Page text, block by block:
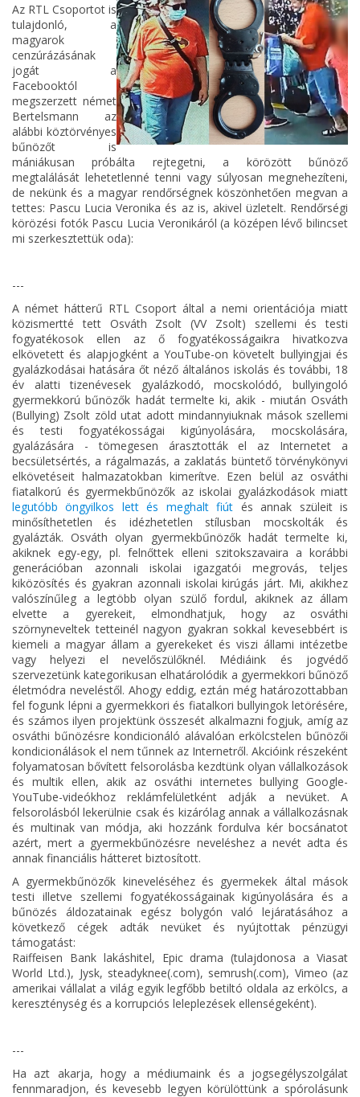
Az RTL Csoportot is
tulajdonló, a
magyarok
cenzúrázásának
jogát a
Facebooktól
megszerzett német
Bertelsmann az
alábbi köztörvényes
bűnözőt is
mániákusan próbálta rejtegetni, a körözött bűnöző
megtalálását lehetetlenné tenni vagy súlyosan megnehezíteni,
de nekünk és a magyar rendőrségnek köszönhetően megvan a
tettes: Pascu Lucia Veronika és az is, akivel üzletelt. Rendőrségi
körözési fotók Pascu Lucia Veronikáról (a középen lévő bilincset
mi szerkesztettük oda):
---
A német hátterű RTL Csoport által a nemi orientációja miatt
közismertté tett Osváth Zsolt (VV Zsolt) szellemi és testi
fogyatékosok ellen az ő fogyatékosságaikra hivatkozva
elkövetett és alapjogként a YouTube-on követelt bullyingjai és
gyalázkodásai hatására őt néző általános iskolás és további, 18
év alatti tizenévesek gyalázkodó, mocskolódó, bullyingoló
gyermekkorú bűnözők hadát termelte ki, akik - miután Osváth
(Bullying) Zsolt zöld utat adott mindannyiuknak mások szellemi
és testi fogyatékosságai kigúnyolására, mocskolására,
gyalázására - tömegesen árasztották el az Internetet a
becsületsértés, a rágalmazás, a zaklatás büntető törvénykönyvi
elkövetéseit halmazatokban kimerítve. Ezen belül az osváthi
fiatalkorú és gyermekbűnözők az iskolai gyalázkodások miatt
legutóbb öngyilkos lett és meghalt fiút és annak szüleit is
minősíthetetlen és idézhetetlen stílusban mocskolták és
gyalázták. Osváth olyan gyermekbűnözők hadát termelte ki,
akiknek egy-egy, pl. felnőttek elleni szitokszavaira a korábbi
generációban azonnali iskolai igazgatói megrovás, teljes
kiközösítés és gyakran azonnali iskolai kirúgás járt. Mi, akikhez
valószínűleg a legtöbb olyan szülő fordul, akiknek az állam
elvette a gyerekeit, elmondhatjuk, hogy az osváthi
szörnyneveltek tetteinél nagyon gyakran sokkal kevesebbért is
kiemeli a magyar állam a gyerekeket és viszi állami intézetbe
vagy helyezi el nevelőszülőknél. Médiáink és jogvédő
szervezetünk kategorikusan elhatárolódik a gyermekkori bűnöző
életmódra neveléstől. Ahogy eddig, eztán még határozottabban
fel fogunk lépni a gyermekkori és fiatalkori bullyingok letörésére,
és számos ilyen projektünk összesét alkalmazni fogjuk, amíg az
osváthi bűnözésre kondicionáló alávalóan erkölcstelen bűnözői
kondicionálások el nem tűnnek az Internetről. Akcióink részeként
folyamatosan bővített felsorolásba kezdtünk olyan vállalkozások
és multik ellen, akik az osváthi internetes bullying Google-
YouTube-videókhoz reklámfelületként adják a nevüket. A
felsorolásból lekerülnie csak és kizárólag annak a vállalkozásnak
és multinak van módja, aki hozzánk fordulva kér bocsánatot
azért, mert a gyermekbűnözésre neveléshez a nevét adta és
annak financiális hátteret biztosított.
A gyermekbűnözők kineveléséhez és gyermekek által mások
testi illetve szellemi fogyatékosságainak kigúnyolására és a
bűnözés áldozatainak egész bolygón való lejáratásához a
következő cégek adták nevüket és nyújtottak pénzügyi
támogatást:
Raiffeisen Bank lakáshitel, Epic drama (tulajdonosa a Viasat
World Ltd.), Jysk, steadyknee(.com), semrush(.com), Vimeo (az
amerikai vállalat a világ egyik legfőbb betiltó oldala az erkölcs, a
kereszténység és a korrupciós leleplezések ellenségeként).
---
Ha azt akarja, hogy a médiumaink és a jogsegélyszolgálat
fennmaradjon, és kevesebb legyen körülöttünk a spórolásunk